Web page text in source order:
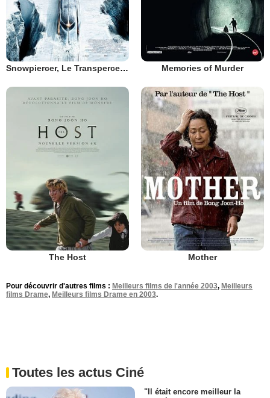
Snowpiercer, Le Transperceneige Memories of Murder
The Host Mother
Pour découvrir d'autres films : Meilleurs films de l'année 2003, Meilleurs
films Drame, Meilleurs films Drame en 2003.
Toutes les actus Ciné
"Il était encore meilleur la